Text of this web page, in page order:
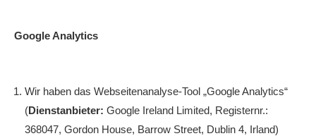
Google Analytics
Wir haben das Webseitenanalyse-Tool „Google Analytics“
(Dienstanbieter: Google Ireland Limited, Registernr.:
368047, Gordon House, Barrow Street, Dublin 4, Irland)